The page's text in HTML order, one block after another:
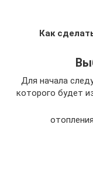
Как
Для начала
которого будет